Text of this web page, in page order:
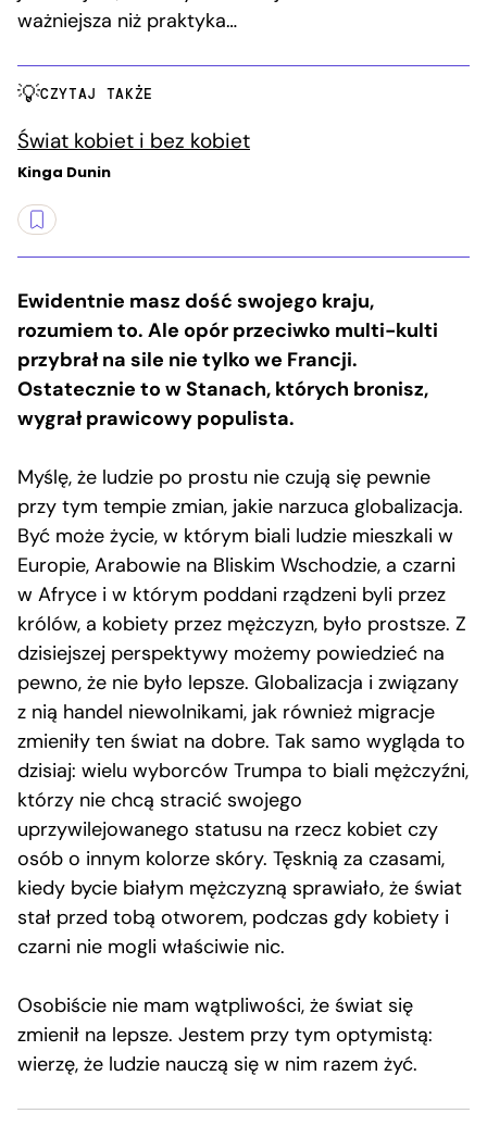
ważniejsza niż praktyka…
CZYTAJ TAKŻE
Świat kobiet i bez kobiet
Kinga Dunin
Ewidentnie masz dość swojego kraju,
rozumiem to. Ale opór przeciwko multi-kulti
przybrał na sile nie tylko we Francji.
Ostatecznie to w Stanach, których bronisz,
wygrał prawicowy populista.
Myślę, że ludzie po prostu nie czują się pewnie
przy tym tempie zmian, jakie narzuca globalizacja.
Być może życie, w którym biali ludzie mieszkali w
Europie, Arabowie na Bliskim Wschodzie, a czarni
w Afryce i w którym poddani rządzeni byli przez
królów, a kobiety przez mężczyzn, było prostsze. Z
dzisiejszej perspektywy możemy powiedzieć na
pewno, że nie było lepsze. Globalizacja i związany
z nią handel niewolnikami, jak również migracje
zmieniły ten świat na dobre. Tak samo wygląda to
dzisiaj: wielu wyborców Trumpa to biali mężczyźni,
którzy nie chcą stracić swojego
uprzywilejowanego statusu na rzecz kobiet czy
osób o innym kolorze skóry. Tęsknią za czasami,
kiedy bycie białym mężczyzną sprawiało, że świat
stał przed tobą otworem, podczas gdy kobiety i
czarni nie mogli właściwie nic.
Osobiście nie mam wątpliwości, że świat się
zmienił na lepsze. Jestem przy tym optymistą:
wierzę, że ludzie nauczą się w nim razem żyć.